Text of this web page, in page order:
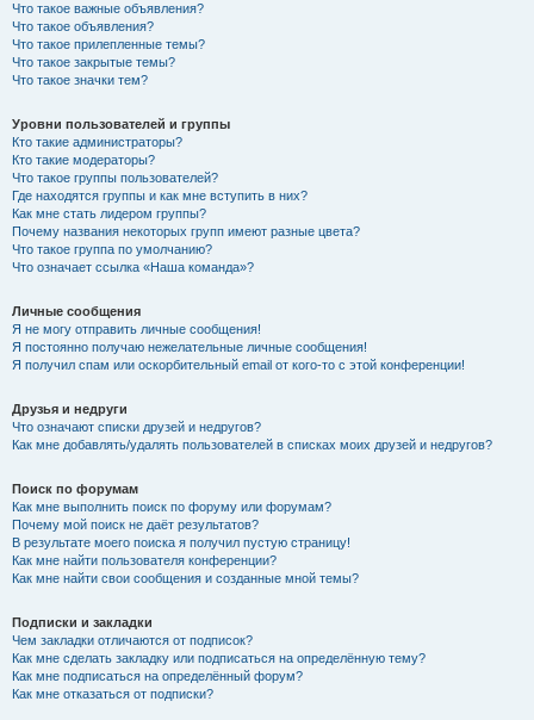
Что такое важные объявления?
Что такое объявления?
Что такое прилепленные темы?
Что такое закрытые темы?
Что такое значки тем?
Уровни пользователей и группы
Кто такие администраторы?
Кто такие модераторы?
Что такое группы пользователей?
Где находятся группы и как мне вступить в них?
Как мне стать лидером группы?
Почему названия некоторых групп имеют разные цвета?
Что такое группа по умолчанию?
Что означает ссылка «Наша команда»?
Личные сообщения
Я не могу отправить личные сообщения!
Я постоянно получаю нежелательные личные сообщения!
Я получил спам или оскорбительный email от кого-то с этой конференции!
Друзья и недруги
Что означают списки друзей и недругов?
Как мне добавлять/удалять пользователей в списках моих друзей и недругов?
Поиск по форумам
Как мне выполнить поиск по форуму или форумам?
Почему мой поиск не даёт результатов?
В результате моего поиска я получил пустую страницу!
Как мне найти пользователя конференции?
Как мне найти свои сообщения и созданные мной темы?
Подписки и закладки
Чем закладки отличаются от подписок?
Как мне сделать закладку или подписаться на определённую тему?
Как мне подписаться на определённый форум?
Как мне отказаться от подписки?